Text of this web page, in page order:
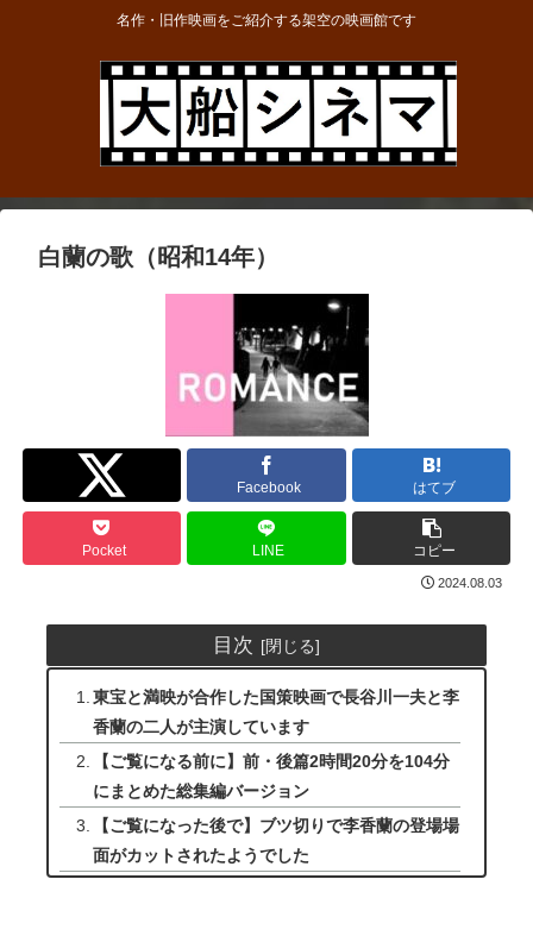
名作・旧作映画をご紹介する架空の映画館です
白蘭の歌（昭和14年）
Twitter
Facebook はてブ
Pocket LINE コピー
2024.08.03
目次
東宝と満映が合作した国策映画で長谷川一夫と李
香蘭の二人が主演しています
【ご覧になる前に】前・後篇2時間20分を104分
にまとめた総集編バージョン
【ご覧になった後で】ブツ切りで李香蘭の登場場
面がカットされたようでした